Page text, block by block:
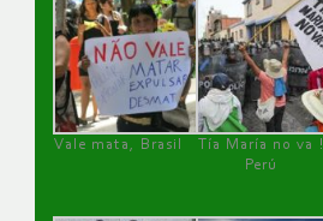
Vale mata, Brasil
Tía María no va !
Perú